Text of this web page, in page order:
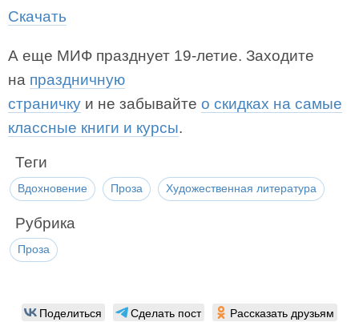
Скачать
А еще МИФ празднует 19-летие. Заходите
на праздничную
страничку и не забывайте о скидках на самые
классные книги и курсы.
Теги
Вдохновение Проза Художественная литература
Рубрика
Проза
Поделиться Сделать пост Рассказать друзьям